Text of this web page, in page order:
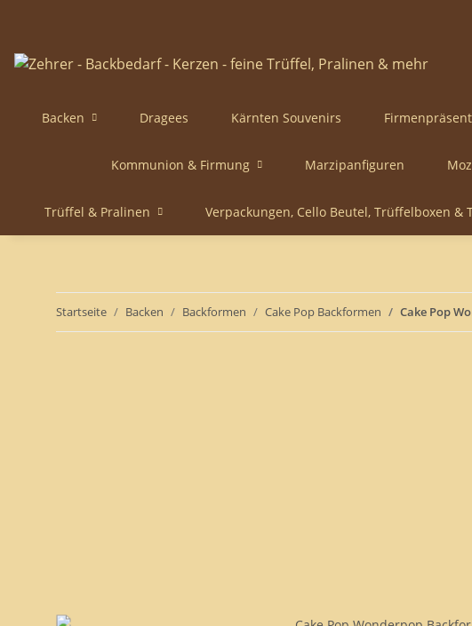
Backen Dragees Kärnten Souvenirs
Kommunion & Firmung Marzipanfiguren
Trüffel & Pralinen Verpackungen, Cello Beutel, Trüffelboxen &
Startseite Backen Backformen Cake Pop Backformen Cake Pop